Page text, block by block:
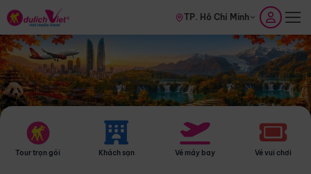
TP. Hồ Chí Minh
Tour trọn gói Khách sạn Vé máy bay Vé vui chơi